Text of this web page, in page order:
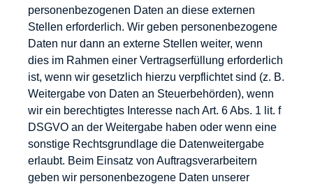
personenbezogenen Daten an diese externen
Stellen erforderlich. Wir geben personenbezogene
Daten nur dann an externe Stellen weiter, wenn
dies im Rahmen einer Vertragserfüllung erforderlich
ist, wenn wir gesetzlich hierzu verpflichtet sind (z. B.
Weitergabe von Daten an Steuerbehörden), wenn
wir ein berechtigtes Interesse nach Art. 6 Abs. 1 lit. f
DSGVO an der Weitergabe haben oder wenn eine
sonstige Rechtsgrundlage die Datenweitergabe
erlaubt. Beim Einsatz von Auftragsverarbeitern
geben wir personenbezogene Daten unserer